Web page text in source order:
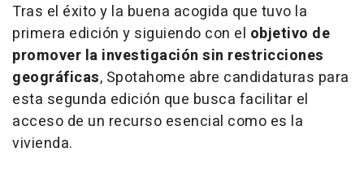
Tras el éxito y la buena acogida que tuvo la
primera edición y siguiendo con el objetivo de
promover la investigación sin restricciones
geográficas, Spotahome abre candidaturas para
esta segunda edición que busca facilitar el
acceso de un recurso esencial como es la
vivienda.